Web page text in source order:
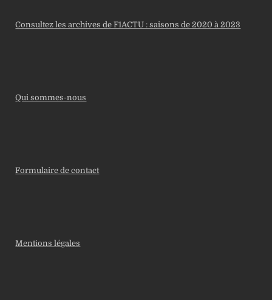
Consultez les archives de F1ACTU : saisons de 2020 à 2023
Qui sommes-nous
Formulaire de contact
Mentions légales